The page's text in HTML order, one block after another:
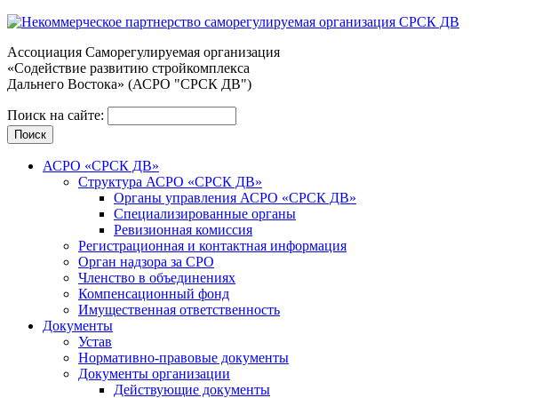
Ассоциация Cаморегулируемая организация
«Содействие развитию стройкомплекса
Дальнего Востока» (АСРО "СРСК ДВ")
Поиск на сайте:
АСРО «СРСК ДВ»
Структура АСРО «СРСК ДВ»
Органы управления АСРО «СРСК ДВ»
Специализированные органы
Ревизионная комиссия
Регистрационная и контактная информация
Орган надзора за СРО
Членство в объединениях
Компенсационный фонд
Имущественная ответственность
Документы
Устав
Нормативно-правовые документы
Документы организации
Действующие документы